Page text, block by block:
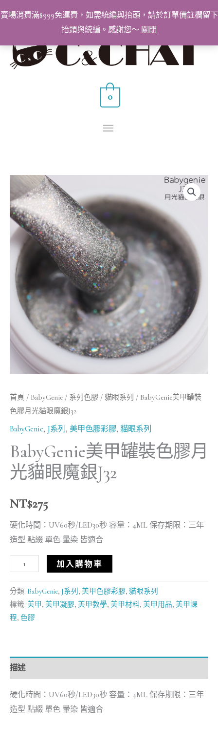
賣場消費滿$999免運費，如需統編與抬頭，請於訂單備註欄留下
抬頭與統編。感謝您～ 關閉
至
要
選
0
首頁 / BabyGenie / 系列色膠 / 貓眼系列 / BabyGenie美甲罐裝
色膠月光貓眼魔銀J32
BabyGenie, J系列, 美甲色膠彩膠, 貓眼系列
BabyGenie美甲罐裝色膠月
光貓眼魔銀J32
NT$275
硬化時間：UV60秒/LED30秒 容量：4ML 保存期限：三年
造型 點綴 單色 暈染 皆適合
BabyGenie
美
甲
罐
裝
膠
月
眼
魔
J32
量
加入購物車
分類: BabyGenie, J系列 , 美甲色膠彩膠, 貓眼系列
標籤: 美甲, 美甲凝膠, 美甲教學, 美甲材料, 美甲用品, 美甲課
程, 色膠
描述
硬化時間：UV60秒/LED30秒 容量：4ML 保存期限：三年
造型 點綴 單色 暈染 皆適合